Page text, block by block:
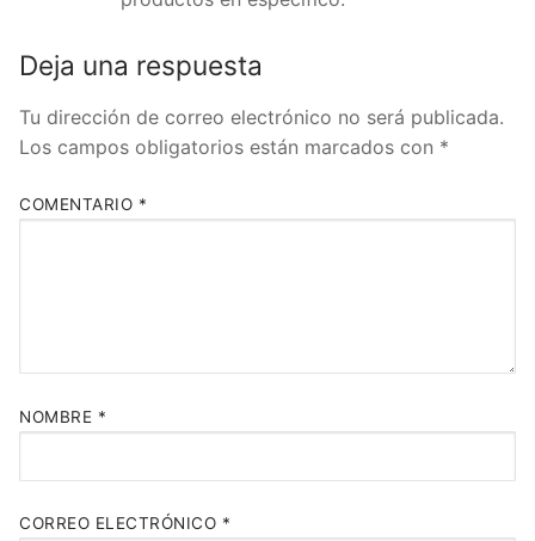
Deja una respuesta
Tu dirección de correo electrónico no será publicada.
Los campos obligatorios están marcados con *
COMENTARIO *
NOMBRE *
CORREO ELECTRÓNICO *